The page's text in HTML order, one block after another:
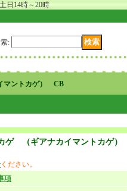
14時～20時
:
マントカゲ） CB
ゲ （ギアナカイマントカゲ）
ください。
項